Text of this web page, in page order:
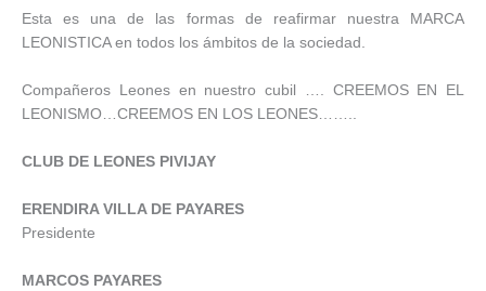
Esta es una de las formas de reafirmar nuestra MARCA
LEONISTICA en todos los ámbitos de la sociedad.
Compañeros Leones en nuestro cubil …. CREEMOS EN EL
LEONISMO…CREEMOS EN LOS LEONES……..
CLUB DE LEONES PIVIJAY
ERENDIRA VILLA DE PAYARES
Presidente
MARCOS PAYARES